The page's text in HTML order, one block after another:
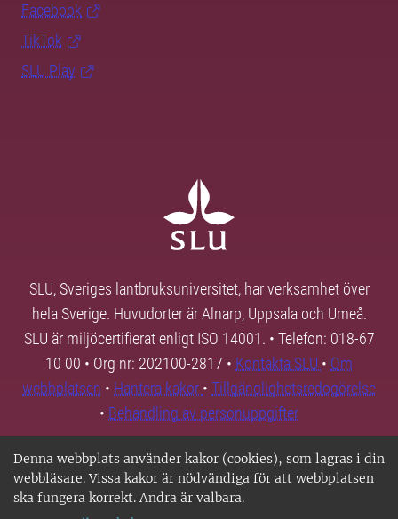
Denna webbplats använder kakor (cookies), som lagras i din
webbläsare. Vissa kakor är nödvändiga för att webbplatsen
ska fungera korrekt. Andra är valbara.
Facebook
TikTok
SLU Play
SLU, Sveriges lantbruksuniversitet, har verksamhet över
hela Sverige. Huvudorter är Alnarp, Uppsala och Umeå.
SLU är miljöcertifierat enligt ISO 14001. • Telefon: 018-67
10 00 • Org nr: 202100-2817 • Kontakta SLU • Om
webbplatsen • Hantera kakor • Tillgänglighetsredogörelse
• Behandling av personuppgifter